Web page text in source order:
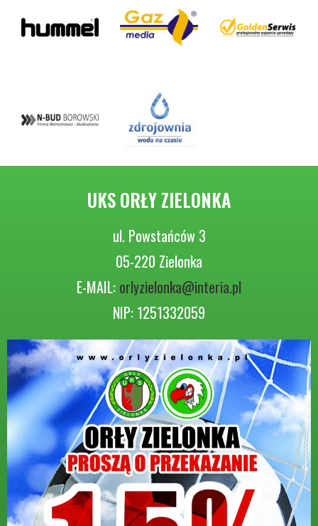
UKS ORŁY ZIELONKA
ul. Powstańców 3
05-220 Zielonka
E-MAIL: orlyzielonka@interia.pl
NIP: 1251332059